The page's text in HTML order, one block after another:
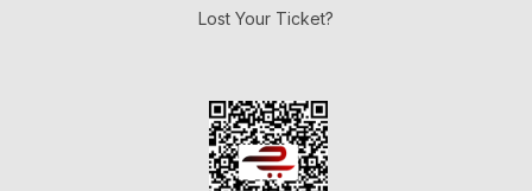
Lost Your Ticket?